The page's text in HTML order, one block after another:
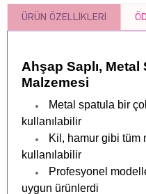
ÜRÜN ÖZELLIKLERI
Ahşap Saplı,
Malzemesi
Metal spatula bir
kullanılabilir
Kil, hamur gibi tüm
kullanılabilir
Profesyonel
uygun ürünlerdi